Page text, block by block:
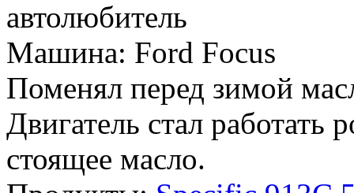
автолюбитель
Машина: Ford Focus
Поменял перед зимой
Двигатель стал работать
стоящее масло.